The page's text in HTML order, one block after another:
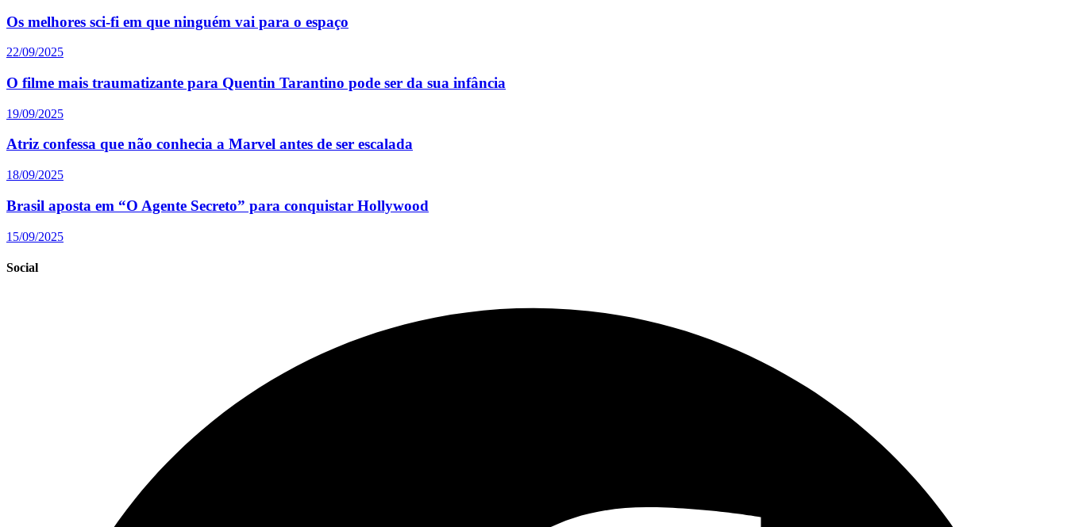
Os melhores sci-fi em que ninguém vai para o espaço
22/09/2025
O filme mais traumatizante para Quentin Tarantino pode ser da sua infância
19/09/2025
Atriz confessa que não conhecia a Marvel antes de ser escalada
18/09/2025
Brasil aposta em “O Agente Secreto” para conquistar Hollywood
15/09/2025
Social